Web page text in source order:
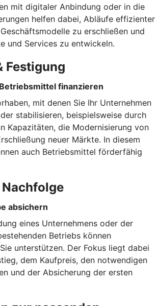
mit digitaler Anbindung oder in die
helfen dabei, Abläufe effizienter
zu erschließen und
und Services zu entwickeln.
Festigung
finanzieren
mit denen Sie Ihr Unternehmen
stabilisieren, beispielsweise durch
Kapazitäten, die Modernisierung von
neuer Märkte. In diesem
auch Betriebsmittel förderfähig
absichern
eines Unternehmens oder der
Betriebs können
unterstützen. Der Fokus liegt dabei
dem Kaufpreis, den notwendigen
und der Absicherung der ersten